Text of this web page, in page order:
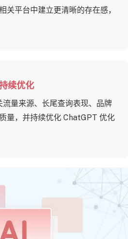
关平台中建立更清晰的存在感，
续优化
量来源、长尾查询表现、品牌
量，并持续优化 ChatGPT 优化